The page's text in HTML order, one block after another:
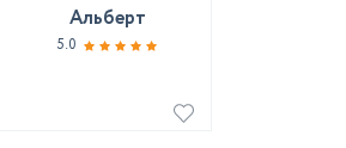
Альберт
5.0